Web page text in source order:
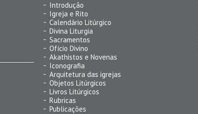
Introdução
Igreja e Rito
Calendário Litúrgico
Divina Liturgia
Sacramentos
Ofício Divino
Akathistos e Novenas
Iconografia
Arquitetura das igrejas
Objetos Litúrgicos
Livros Litúrgicos
Rubricas
Publicações